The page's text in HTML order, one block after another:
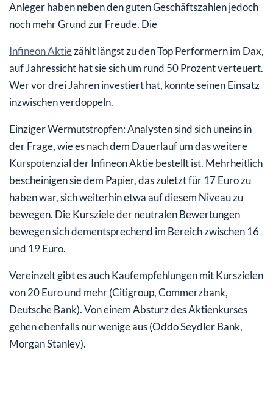
Anleger haben neben den guten Geschäftszahlen jedoch
noch mehr Grund zur Freude. Die
Infineon Aktiezählt längst zu den Top Performern im Dax,
auf Jahressicht hat sie sich um rund 50 Prozent verteuert.
Wer vor drei Jahren investiert hat, konnte seinen Einsatz
inzwischen verdoppeln.
Einziger Wermutstropfen: Analysten sind sich uneins in
der Frage, wie es nach dem Dauerlauf um das weitere
Kurspotenzial der Infineon Aktie bestellt ist. Mehrheitlich
bescheinigen sie dem Papier, das zuletzt für 17 Euro zu
haben war, sich weiterhin etwa auf diesem Niveau zu
bewegen. Die Kursziele der neutralen Bewertungen
bewegen sich dementsprechend im Bereich zwischen 16
und 19 Euro.
Vereinzelt gibt es auch Kaufempfehlungen mit Kurszielen
von 20 Euro und mehr (Citigroup, Commerzbank,
Deutsche Bank). Von einem Absturz des Aktienkurses
gehen ebenfalls nur wenige aus (Oddo Seydler Bank,
Morgan Stanley).